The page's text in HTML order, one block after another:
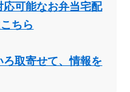
可能なお弁当宅配
ちら
ろ取寄せて、情報を